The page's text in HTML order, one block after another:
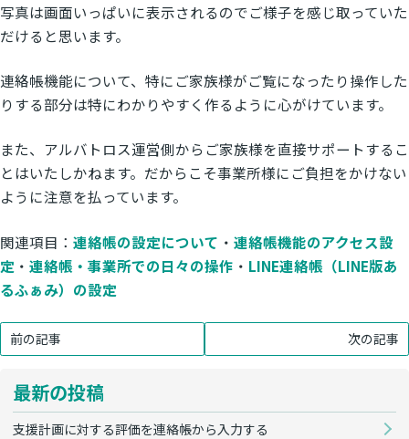
写真は画面いっぱいに表示されるのでご様子を感じ取っていた
だけると思います。
連絡帳機能について、特にご家族様がご覧になったり操作した
りする部分は特にわかりやすく作るように心がけています。
また、アルバトロス運営側からご家族様を直接サポートするこ
とはいたしかねます。だからこそ事業所様にご負担をかけない
ように注意を払っています。
関連項目： 連絡帳の設定について ・ 連絡帳機能のアクセス設
定 ・ 連絡帳・事業所での日々の操作 ・ LINE連絡帳（LINE版あ
るふぁみ）の設定
前の記事 次の記事
最新の投稿
支援計画に対する評価を連絡帳から入力する